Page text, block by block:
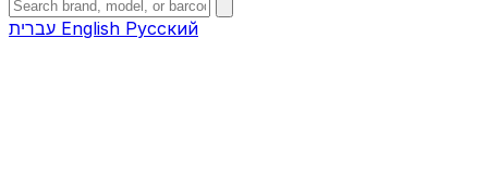
English Русский